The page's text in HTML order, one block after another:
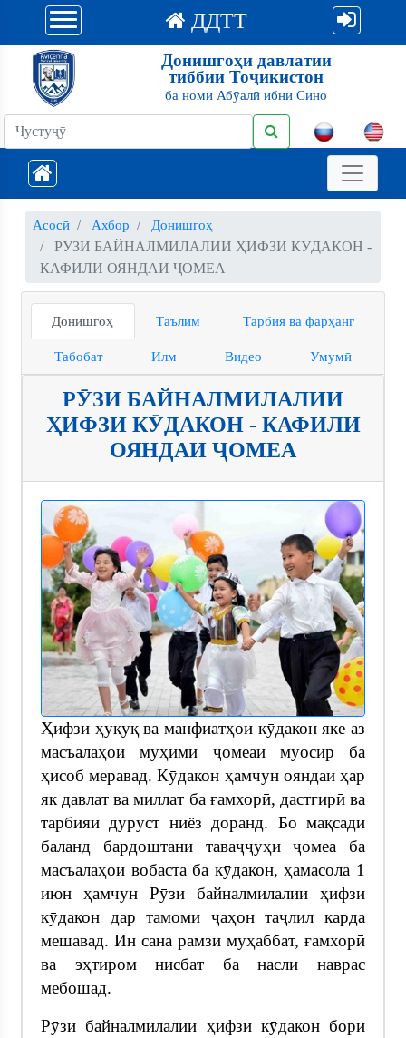
ДДТТ
Донишгоҳи давлатии
тиббии Тоҷикистон
ба номи Абӯалӣ ибни Сино
Асосӣ Ахбор Донишгоҳ
РӮЗИ БАЙНАЛМИЛАЛИИ ҲИФЗИ КӮДАКОН -
КАФИЛИ ОЯНДАИ ҶОМЕА
Донишгоҳ Таълим Тарбия ва фарҳанг
Табобат Илм Видео Умумӣ
РӮЗИ БАЙНАЛМИЛАЛИИ
ҲИФЗИ КӮДАКОН - КАФИЛИ
ОЯНДАИ ҶОМЕА
Ҳифзи ҳуқуқ ва манфиатҳои кӯдакон яке аз
масъалаҳои муҳими ҷомеаи муосир ба
ҳисоб меравад. Кӯдакон ҳамчун ояндаи ҳар
як давлат ва миллат ба ғамхорӣ, дастгирӣ ва
тарбияи дуруст ниёз доранд. Бо мақсади
баланд бардоштани таваҷҷуҳи ҷомеа ба
масъалаҳои вобаста ба кӯдакон, ҳамасола 1
июн ҳамчун Рӯзи байналмилалии ҳифзи
кӯдакон дар тамоми ҷаҳон таҷлил карда
мешавад. Ин сана рамзи муҳаббат, ғамхорӣ
ва эҳтиром нисбат ба насли наврас
мебошад.
Рӯзи байналмилалии ҳифзи кӯдакон бори